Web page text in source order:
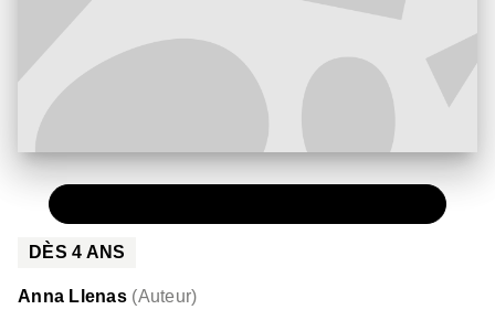
DÈS4 ANS
Anna Llenas (Auteur)